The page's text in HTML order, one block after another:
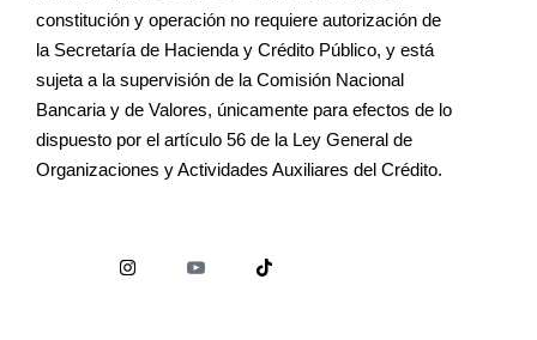
constitución y operación no requiere autorización de
la Secretaría de Hacienda y Crédito Público, y está
sujeta a la supervisión de la Comisión Nacional
Bancaria y de Valores, únicamente para efectos de lo
dispuesto por el artículo 56 de la Ley General de
Organizaciones y Actividades Auxiliares del Crédito.